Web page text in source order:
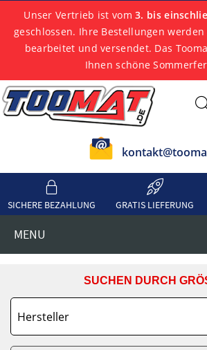
Unser Vertrieb ist vom3. bis
geschlossen. Ihre Bestellungen
bearbeitet und versendet. Das
Ihnen schöne
SICHERE BEZAHLUNG GRATIS LIEFERUNG
MENU
SUCHEN DURCH